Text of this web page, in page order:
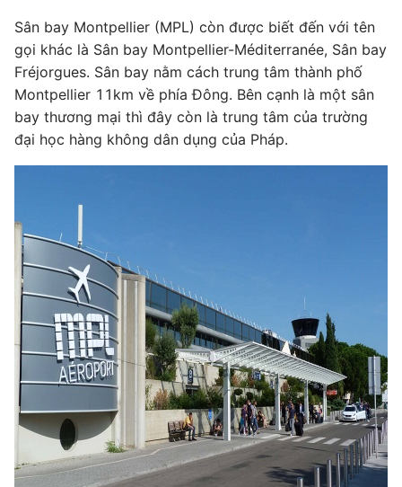
Sân bay Montpellier (MPL) còn được biết đến với tên
gọi khác là Sân bay Montpellier-Méditerranée, Sân bay
Fréjorgues. Sân bay nằm cách trung tâm thành phố
Montpellier 11km về phía Đông. Bên cạnh là một sân
bay thương mại thì đây còn là trung tâm của trường
đại học hàng không dân dụng của Pháp.